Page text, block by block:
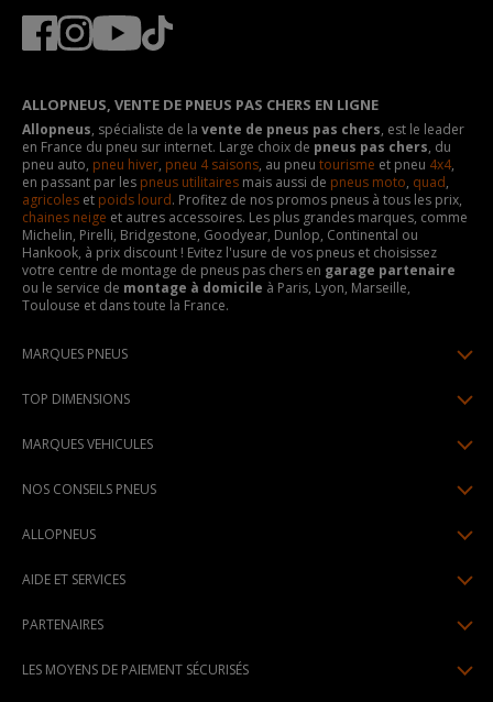
ALLOPNEUS, VENTE DE PNEUS PAS CHERS EN LIGNE
Allopneus, spécialiste de la vente de pneus pas chers, est le leader
en France du pneu sur internet. Large choix de pneus pas chers, du
pneu auto, pneu hiver, pneu 4 saisons, au pneu tourisme et pneu 4x4,
en passant par les pneus utilitaires mais aussi de pneus moto, quad,
agricoles et poids lourd. Profitez de nos promos pneus à tous les prix,
chaines neige et autres accessoires. Les plus grandes marques, comme
Michelin, Pirelli, Bridgestone, Goodyear, Dunlop, Continental ou
Hankook, à prix discount ! Evitez l'usure de vos pneus et choisissez
votre centre de montage de pneus pas chers en garage partenaire
ou le service de montage à domicile à Paris, Lyon, Marseille,
Toulouse et dans toute la France.
MARQUES PNEUS
Pneus Continental
Pneus Hankook
Pneus Dunlop
TOP DIMENSIONS
195/65R15
205/60R16
225/45R17
MARQUES VEHICULES
Peugeot
Audi
BMW
NOS CONSEILS PNEUS
Pression pneu
Témoin d'usure
ALLOPNEUS
Espace Presse
AIDE ET SERVICES
Livraisons standard / express
PARTENAIRES
LES MOYENS DE PAIEMENT SÉCURISÉS